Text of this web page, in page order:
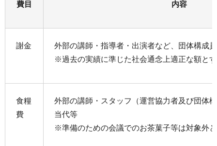
費目 内容
謝金
外部の講師・指導者・出演者など、団体構成
※過去の実績に準じた社会通念上適正な額と
食糧
費
外部の講師・スタッフ（運営協力者及び団体
当代等
※準備のための会議でのお茶菓子等は対象外